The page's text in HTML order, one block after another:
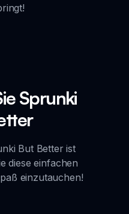
Sprunki
But Better ist
diese einfachen
einzutauchen!